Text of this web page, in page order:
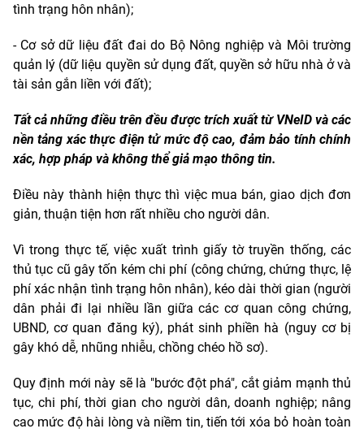
tình trạng hôn nhân);
- Cơ sở dữ liệu đất đai do Bộ Nông nghiệp và Môi trường
quản lý (dữ liệu quyền sử dụng đất, quyền sở hữu nhà ở và
tài sản gắn liền với đất);
Tất cả những điều trên đều được trích xuất từ VNeID và các
nền tảng xác thực điện tử mức độ cao, đảm bảo tính chính
xác, hợp pháp và không thể giả mạo thông tin.
Điều này thành hiện thực thì việc mua bán, giao dịch đơn
giản, thuận tiện hơn rất nhiều cho người dân.
Vì trong thực tế, việc xuất trình giấy tờ truyền thống, các
thủ tục cũ gây tốn kém chi phí (công chứng, chứng thực, lệ
phí xác nhận tình trạng hôn nhân), kéo dài thời gian (người
dân phải đi lại nhiều lần giữa các cơ quan công chứng,
UBND, cơ quan đăng ký), phát sinh phiền hà (nguy cơ bị
gây khó dễ, nhũng nhiễu, chồng chéo hồ sơ).
Quy định mới này sẽ là "bước đột phá", cắt giảm mạnh thủ
tục, chi phí, thời gian cho người dân, doanh nghiệp; nâng
cao mức độ hài lòng và niềm tin, tiến tới xóa bỏ hoàn toàn